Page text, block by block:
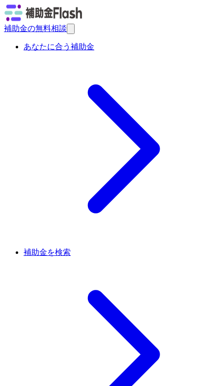
補助金の無料相談
あなたに合う補助金
補助金を検索